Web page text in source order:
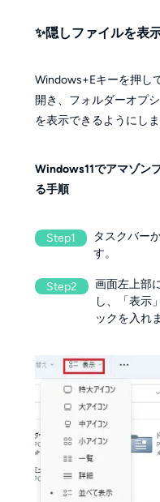
✨️隠しファイルを表
Windows+Eキーを押し
開き、フォルダーオプ
を表示できるようにしま
Windows11でアマゾン
る手順
Step1
タスクバー
す。
Step2
画面左上部
し、「表示
ックを入れ